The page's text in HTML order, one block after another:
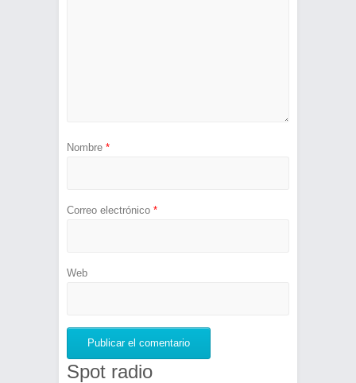
Nombre *
Correo electrónico *
Web
Spot radio